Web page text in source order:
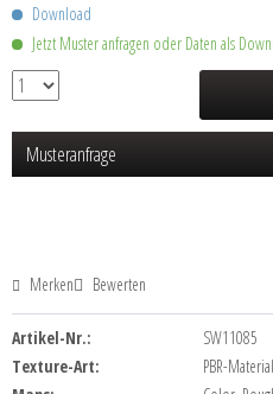
Download
Jetzt Muster anfragen oder Daten als
Musteranfrage
Merken Bewerten
Artikel-Nr.:
SW11085
Texture-Art:
PBR-